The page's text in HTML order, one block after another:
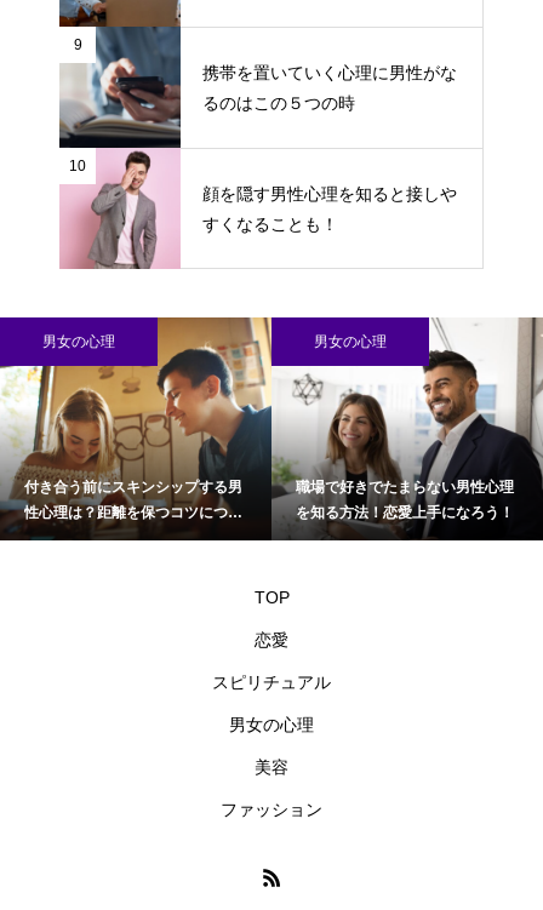
9
携帯を置いていく心理に男性がな
るのはこの５つの時
10
顔を隠す男性心理を知ると接しや
すくなることも！
男女の心理
付き合う前にスキンシップする男
性心理は？距離を保つコツについ
て
男女の心理
職場で好きでたまらない男性心理
を知る方法！恋愛上手になろう！
TOP
恋愛
スピリチュアル
男女の心理
美容
ファッション